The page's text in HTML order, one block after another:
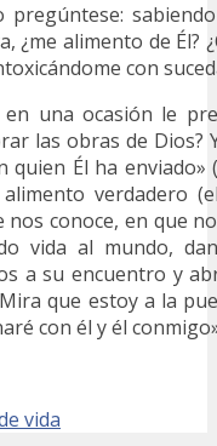
¿me alimento de Él?
con
una ocasión le
las obras de Dios?
quien Él ha enviado»
verdadero
conoce, en que
vida al mundo,
a su encuentro y
que estoy a la
con él y él
vida